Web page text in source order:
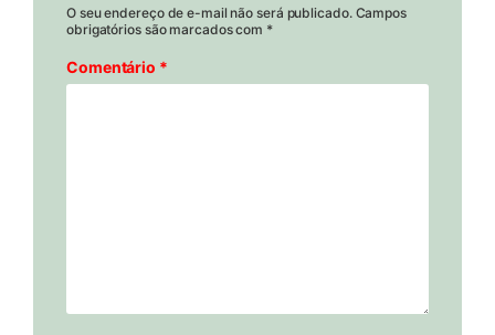
O seu endereço de e-mail não será publicado. Campos
obrigatórios são marcados com *
Comentário *